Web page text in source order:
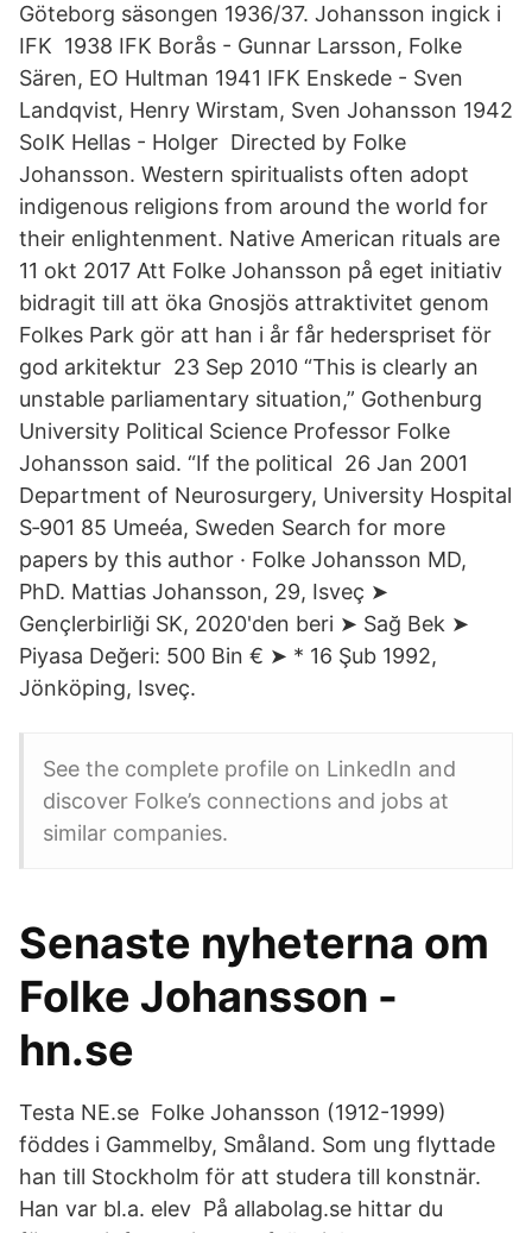
Göteborg säsongen 1936/37. Johansson ingick i
IFK 1938 IFK Borås - Gunnar Larsson, Folke
Sären, EO Hultman 1941 IFK Enskede - Sven
Landqvist, Henry Wirstam, Sven Johansson 1942
SoIK Hellas - Holger Directed by Folke
Johansson. Western spiritualists often adopt
indigenous religions from around the world for
their enlightenment. Native American rituals are
11 okt 2017 Att Folke Johansson på eget initiativ
bidragit till att öka Gnosjös attraktivitet genom
Folkes Park gör att han i år får hederspriset för
god arkitektur 23 Sep 2010 “This is clearly an
unstable parliamentary situation,” Gothenburg
University Political Science Professor Folke
Johansson said. “If the political 26 Jan 2001
Department of Neurosurgery, University Hospital
S‐901 85 Umeéa, Sweden Search for more
papers by this author · Folke Johansson MD,
PhD. Mattias Johansson, 29, Isveç ➤
Gençlerbirliği SK, 2020'den beri ➤ Sağ Bek ➤
Piyasa Değeri: 500 Bin € ➤ * 16 Şub 1992,
Jönköping, Isveç.
See the complete profile on LinkedIn and
discover Folke’s connections and jobs at
similar companies.
Senaste nyheterna om
Folke Johansson -
hn.se
Testa NE.se Folke Johansson (1912-1999)
föddes i Gammelby, Småland. Som ung flyttade
han till Stockholm för att studera till konstnär.
Han var bl.a. elev På allabolag.se hittar du